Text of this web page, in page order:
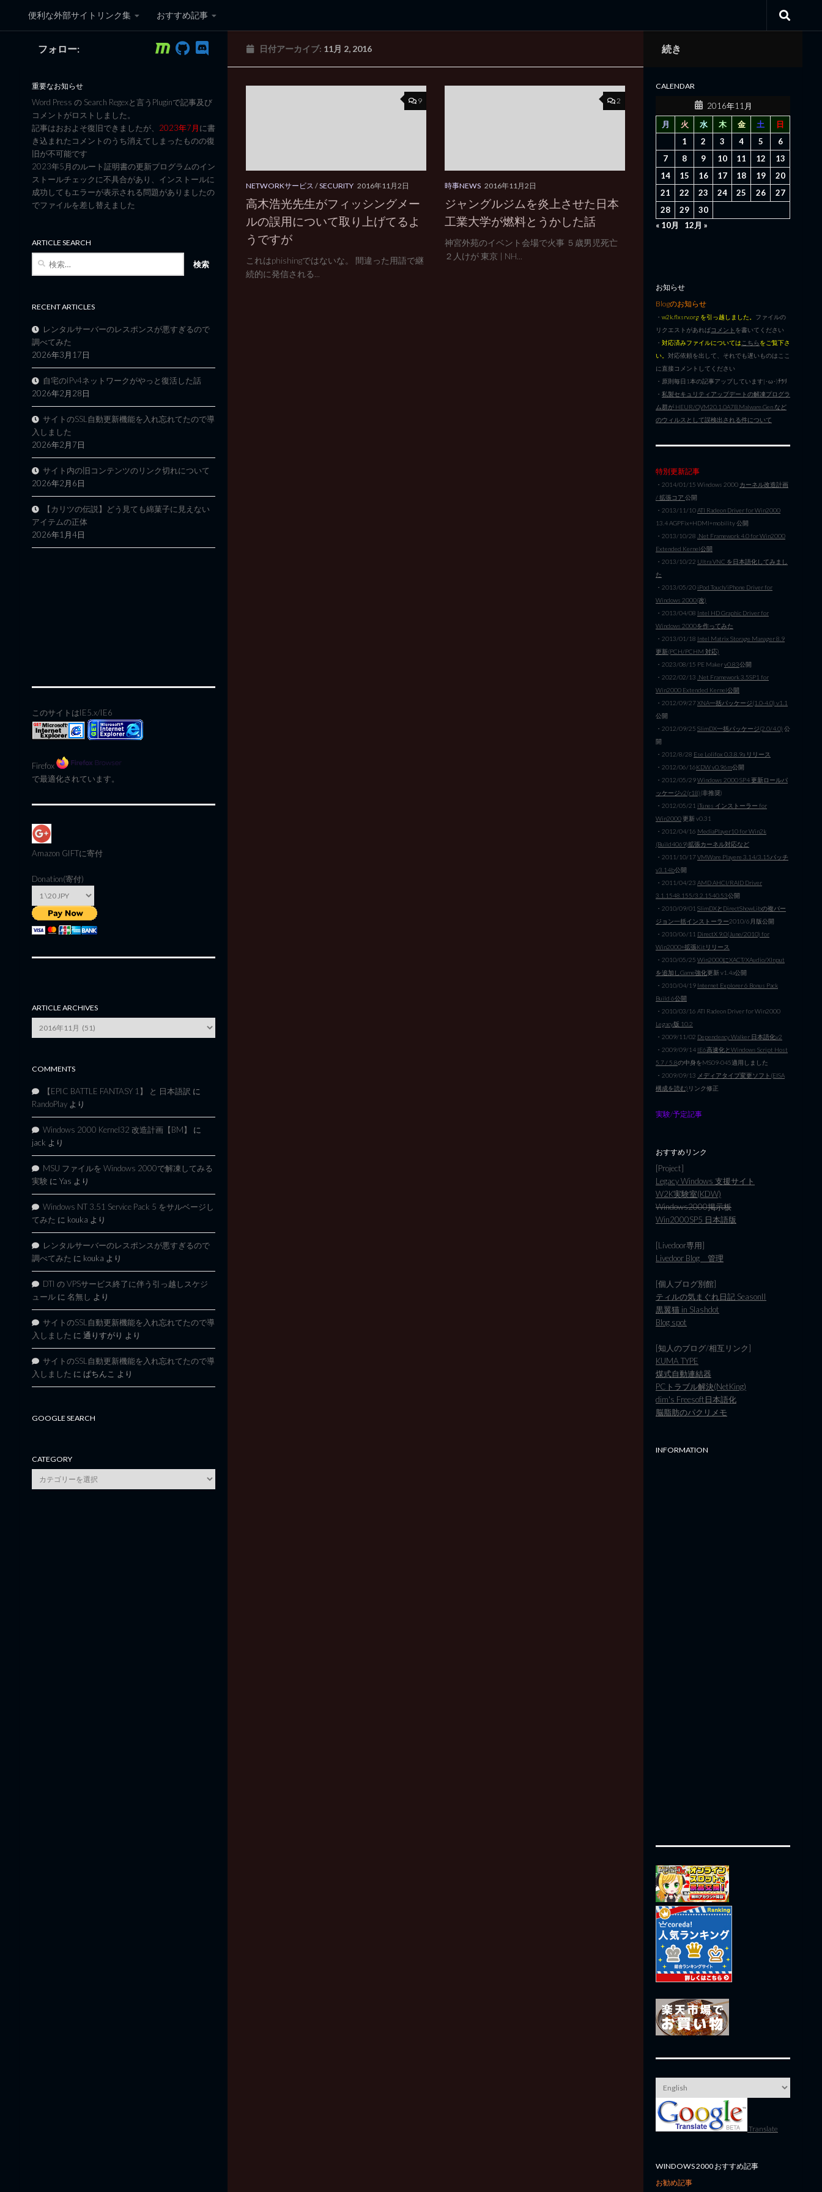
コンテンツへスキップ
便利な外部サイトリンク集 おすすめ記事
黒翼猫のコンピュータ日記 3rd Edition
日付アーカイブ: 11月 2, 2016
9
NETWORKサービス /SECURITY 2016年11月2日
高木浩光先生がフィッシングメー
ルの誤用について取り上げてるよ
うですが
これはphishingではないな。 間違った用語で継
続的に発信される...
2
時事NEWS 2016年11月2日
ジャングルジムを炎上させた日本
工業大学が燃料とうかした話
神宮外苑のイベント会場で火事 ５歳男児死亡
２人けが 東京 | NH...
フォロー:
重要なお知らせ
Word Press の Search Regexと言うPluginで記事及び
コメントがロストしました。
記事はおおよそ復旧できましたが、 2023年7月に書
き込まれたコメントのうち消えてしまったものの復
旧が不可能です
2023年5月のルート証明書の更新プログラムのイン
ストールチェックに不具合があり、インストールに
成功してもエラーが表示される問題がありましたの
でファイルを差し替えました
ARTICLE SEARCH
RECENT ARTICLES
レンタルサーバーのレスポンスが悪すぎるので
調べてみた
2026年3月17日
自宅のIPv4ネットワークがやっと復活した話
2026年2月28日
サイトのSSL自動更新機能を入れ忘れてたので導
入しました
2026年2月7日
サイト内の旧コンテンツのリンク切れについて
2026年2月6日
【カリツの伝説】どう見ても綿菓子に見えない
アイテムの正体
2026年1月4日
このサイトはIE5.x/IE6
Firefox
で最適化されています。
Amazon GIFTに寄付
Donation(寄付)
ARTICLE ARCHIVES
Archives
COMMENTS
【EPIC BATTLE FANTASY 1】 と 日本語訳 に
RandoPlay より
Windows 2000 Kernel32 改造計画【BM】
に
jack より
MSU ファイルを Windows 2000で解凍してみる
実験 に Yas より
Windows NT 3.51 Service Pack 5 をサルベージし
てみた に kouka より
レンタルサーバーのレスポンスが悪すぎるので
調べてみた に kouka より
DTI の VPSサービス終了に伴う引っ越しスケジ
ュール に 名無し より
サイトのSSL自動更新機能を入れ忘れてたので導
入しました に 通りすがり より
サイトのSSL自動更新機能を入れ忘れてたので導
入しました に ぱちんこ より
GOOGLE SEARCH
CATEGORY
category
続き
CALENDAR
2016年11月
月
火 水 木 金 土
日
1
2 3 4 5
6
7
8 9 10 11 12
13
14
15 16 17 18 19
20
21
22 23 24 25 26
27
28
29
30
« 10月
12月 »
お知らせ
Blogのお知らせ
・ w2k.flxsrv.org を引っ越しました。 ファイルの
リクエストがあればコメント を書いてください
・ 対応済みファイルについては こちらをご覧下さ
い。 対応依頼を出して、それでも遅いものはここ
に直接コメントしてください
・原則毎日1本の記事アップしています|･ω･)ﾁﾗﾘ
・ 私製セキュリティアップデートの解凍プログラ
ム群が HEUR/QVM20.1.0A7B.Malware.Gen など
のウィルスとして誤検出される件について
特別更新記事
・2014/01/15 Windows 2000 カーネル改造計画
/ 拡張コア 公開
・2013/11/10ATI Radeon Driver for Win2000
13.4 AGPFix+HDMI+mobility 公開
・2013/10/28 .Net Framework 4.0 for Win2000
Extended Kernel公開
・2013/10/22 Ultra VNC を日本語化してみまし
た
・2013/05/20 iPod Touch/iPhone Driver for
Windows 2000(改)
・2013/04/08 Intel HD Graphic Driver for
Windows 2000を作ってみた
・2013/01/18 Intel Matrix Storage Manager 8.9
更新(PCH/PCHM 対応)
・2023/08/15 PE Makerv0.83公開
・2022/02/13 .Net Framework 3.5SP1 for
Win2000 Extended Kernel公開
・2012/09/27XNA一括パッケージ(1.0-4.0) v1.1
公開
・2012/09/25 SlimDX一括パッケージ(2.0/4.0) 公
開
・2012/8/28 Ese Lolifox 0.3.8.9a リリース
・2012/06/16KDW v0.96m公開
・2012/05/29Windows 2000 SP4 更新ロールパ
ッケージv2(r18)(非推奨)
・2012/05/21 iTunes インストーラー for
Win2000更新 v0.31
・2012/04/16 MediaPlayer10 for Win2k
(Build4069)拡張カーネル対応など
・2011/10/17VMWare Playere 3.14/3.15パッチ
v3.14b公開
・2011/04/23 AMD AHCI/RAID Driver
3.1.1548.155/3.2.1540.53公開
・2010/09/01 SlimDXとDirectShowLibの複バー
ジョン一括インストーラー2010/6月版公開
・2010/06/11 DirectX 9.0(June/2010) for
Win2000+拡張Kitリリース
・2010/05/25 Win2000にXACT/XAudio/XInput
を追加しGame強化更新 v1.4a公開
・2010/04/19 Internet Explorer 6 Bonus Pack
Build 6公開
・2010/03/16 ATI Radeon Driver for Win2000
Legacy版 10.2
・2009/11/02 Dependency Walker 日本語化v2
・2009/09/14 IE6高速化とWindows Script Host
5.7 / 5.8の中身をMS09-045適用しました
・2009/09/13 メディアタイプ変更ソフト(EISA
構成を読む) リンク修正
実験/予定記事
おすすめリンク
[Project]
Legacy Windows 支援サイト
W2K実験室(KDW)
Windows2000掲示板
Win2000SP5 日本語版
[Livedoor専用]
Livedoor Blog 管理
[個人ブログ別館]
ティルの気まぐれ日記 SeasonII
黒翼猫 in Slashdot
Blog spot
[知人のブログ/相互リンク]
KUMA TYPE
煤式自動連結器
PCトラブル解決(NetKing)
dim's Freesoft日本語化
脳脂肪のパクリメモ
INFORMATION
Translate
WINDOWS 2000 おすすめ記事
お勧め記事